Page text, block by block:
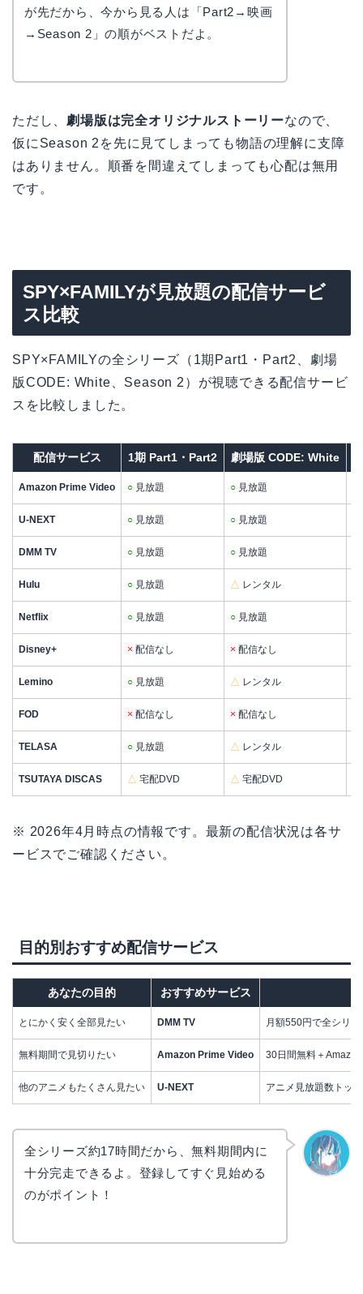
が先だから、今から見る人は「Part2→映画
→Season 2」の順がベストだよ。
ただし、 劇場版は完全オリジナルストーリーなので、
仮にSeason 2を先に見てしまっても物語の理解に支障
はありません。順番を間違えてしまっても心配は無用
です。
SPY×FAMILYが見放題の配信サービ
ス比較
SPY×FAMILYの全シリーズ（1期Part1・Part2、劇場
版CODE: White、Season 2）が視聴できる配信サービ
スを比較しました。
配信サービス 1期 Part1・Part2 劇場版 CODE: White
Amazon Prime Video ○ 見放題 ○ 見放題
U-NEXT ○ 見放題 ○ 見放題
DMM TV ○ 見放題 ○ 見放題
Hulu ○ 見放題 △ レンタル
Netflix ○ 見放題 ○ 見放題
Disney+ × 配信なし × 配信なし
Lemino ○ 見放題 △ レンタル
FOD × 配信なし × 配信なし
TELASA ○ 見放題 △ レンタル
TSUTAYA DISCAS △ 宅配DVD △ 宅配DVD
※ 2026年4月時点の情報です。最新の配信状況は各サ
ービスでご確認ください。
目的別おすすめ配信サービス
あなたの目的 おすすめサービス
とにかく安く全部見たい DMM TV 月額550円で全シリ
無料期間で見切りたい Amazon Prime Video 30日間無料＋
他のアニメもたくさん見たい U-NEXT アニメ見放題数トッ
全シリーズ約17時間だから、無料期間内に
十分完走できるよ。登録してすぐ見始める
のがポイント！